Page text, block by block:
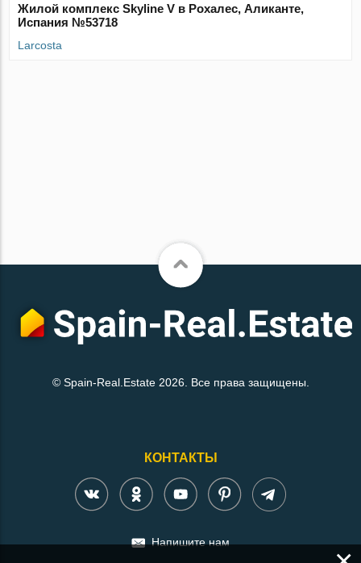
Жилой комплекс Skyline V в Рохалес, Аликанте,
Испания №53718
Larcosta
© Spain-Real.Estate 2026. Все права защищены.
КОНТАКТЫ
Напишите нам